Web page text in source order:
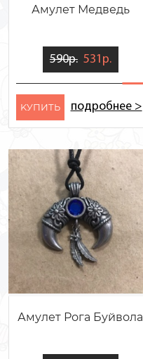
Амулет Медведь
590р. 531р.
KУПИТЬ подробнее >
Амулет Рога Буйвола